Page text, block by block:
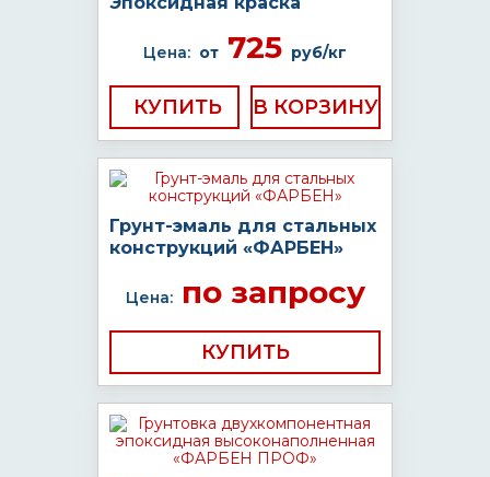
Цена: от 725 руб/кг
КУПИТЬ
Грунт-эмаль для стальных
конструкций «ФАРБЕН»
Цена:по запросу
КУПИТЬ